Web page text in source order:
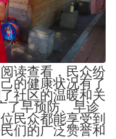
读查看，民众纷
的健康状况有了
社区的温暖和关
了早预防、早诊
民众都能享受到
们的广泛赞誉和